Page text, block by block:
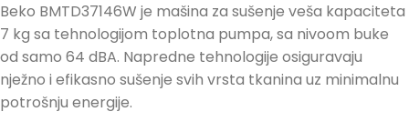
Beko BMTD37146W je mašina za sušenje veša kapaciteta
7 kg sa tehnologijom toplotna pumpa, sa nivoom buke
od samo 64 dBA. Napredne tehnologije osiguravaju
nježno i efikasno sušenje svih vrsta tkanina uz minimalnu
potrošnju energije.